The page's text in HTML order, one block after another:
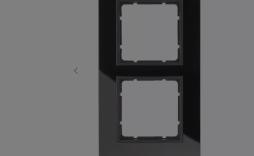
Narzędzia i mierniki
Odzież ochronna i BHP
Prowadzenie kabli
Sieci zewnętrzne
Stacje ładowania
Systemy bezpieczeństwa
Systemy HVAC
Technika grzewcza
Ściemniacze
Termostaty i regulatory